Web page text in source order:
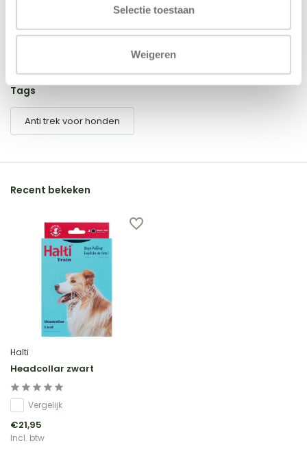
Selectie toestaan
Weigeren
Schrijf je eigen review
Tags
Anti trek voor honden
Recent bekeken
Halti
Headcollar zwart
Vergelijk
€21,95
Incl. btw